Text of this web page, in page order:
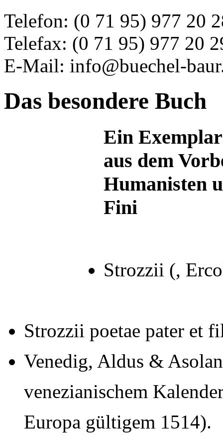
Telefon: (0 71 95) 977 20
Telefax: (0 71 95) 977 20
E-Mail: info@buechel-
Das besondere Buch
Ein
aus dem
Humanisten
Fini
Strozzii (,
Strozzii poetae pater et
Venedig, Aldus &
venezianischem
Europa gültigem 1514).